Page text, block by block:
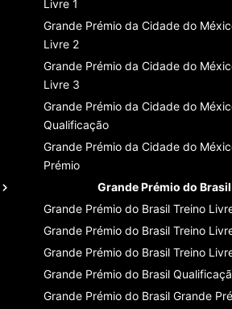
Livre 1
Grande Prémio da Cidade do
Livre 2
Grande Prémio da Cidade do
Livre 3
Grande Prémio da Cidade do
Qualificação
Grande Prémio da Cidade do
Prémio
Grande Prémio do Brasil
Grande Prémio do Brasil Treino
Grande Prémio do Brasil Treino
Grande Prémio do Brasil Treino
Grande Prémio do Brasil
Grande Prémio do Brasil Grande